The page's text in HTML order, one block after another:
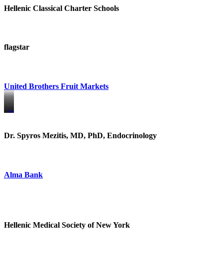
Hellenic Classical Charter Schools
flagstar
United Brothers Fruit Markets
https://www.unitedbrothersfruitmarkets.com/
https://www.unitedbrothersfruitmarkets.com/
Dr. Spyros Mezitis, MD, PhD, Endocrinology
Alma Bank
Hellenic Medical Society of New York